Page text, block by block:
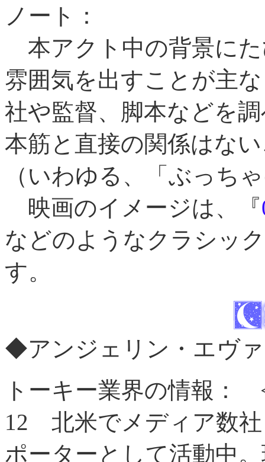
ノート：
本アクト中の背景に
雰囲気を出すことが主
社や監督、脚本などを
本筋と直接の関係はな
（いわゆる、「ぶっち
映画のイメージは、『
などのようなクラシッ
す。
◆アンジェリン・エヴ
トーキー業界の情報：
12 北米でメディア数
ポーターとして活動中